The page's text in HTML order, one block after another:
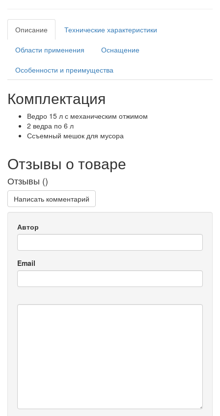
Описание Технические характеристики
Области применения Оснащение
Особенности и преимущества
Комплектация
Ведро 15 л с механическим отжимом
2 ведра по 6 л
Ссъемный мешок для мусора
Отзывы о товаре
Отзывы ()
Написать комментарий
Автор
Email